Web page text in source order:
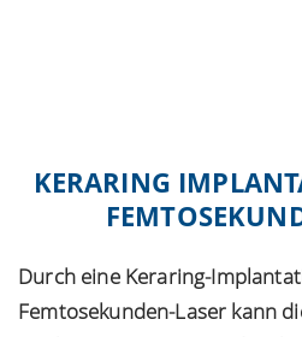
KERARING
Durch eine Keraring-
Femtosekunden-Laser kann